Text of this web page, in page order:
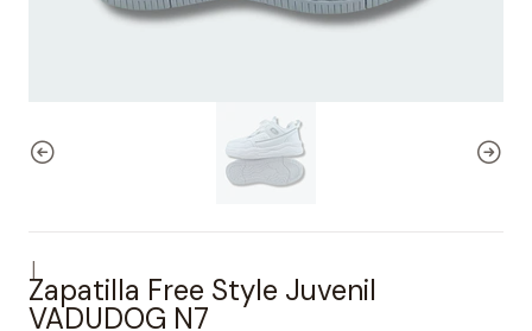
Zapatilla Free Style Juvenil
VADUDOG N7